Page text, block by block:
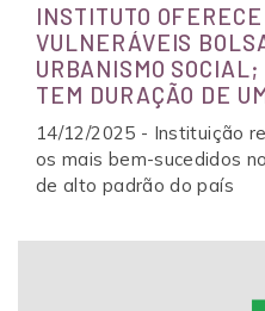
INSTITUTO
VULNERÁVEIS
URBANISMO
TEM DURAÇÃO DE
14/12/2025 - Instituição
os mais bem-sucedidos
de alto padrão do país